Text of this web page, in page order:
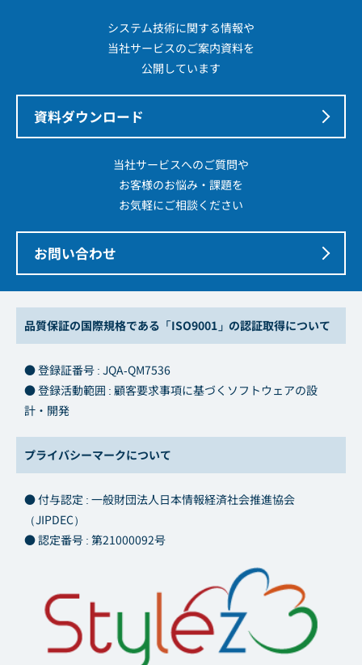
システム技術に関する情報や
当社サービスのご案内資料を
公開しています
資料ダウンロード
当社サービスへのご質問や
お客様のお悩み・課題を
お気軽にご相談ください
お問い合わせ
品質保証の国際規格である「ISO9001」の認証取得について
● 登録証番号 : JQA-QM7536
● 登録活動範囲 : 顧客要求事項に基づくソフトウェアの設
計・開発
プライバシーマークについて
● 付与認定 : 一般財団法人日本情報経済社会推進協会
（JIPDEC）
● 認定番号 : 第21000092号